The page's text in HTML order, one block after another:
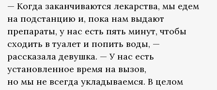
— Когда заканчиваются лекарства, мы едем
на подстанцию и, пока нам выдают
препараты, у нас есть пять минут, чтобы
сходить в туалет и попить воды, —
рассказала девушка. — У нас есть
установленное время на вызов,
но мы не всегда укладываемся. В целом